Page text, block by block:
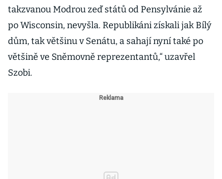
takzvanou Modrou zeď států od Pensylvánie až
po Wisconsin, nevyšla. Republikáni získali jak Bílý
dům, tak většinu v Senátu, a sahají nyní také po
většině ve Sněmovně reprezentantů,“ uzavřel
Szobi.